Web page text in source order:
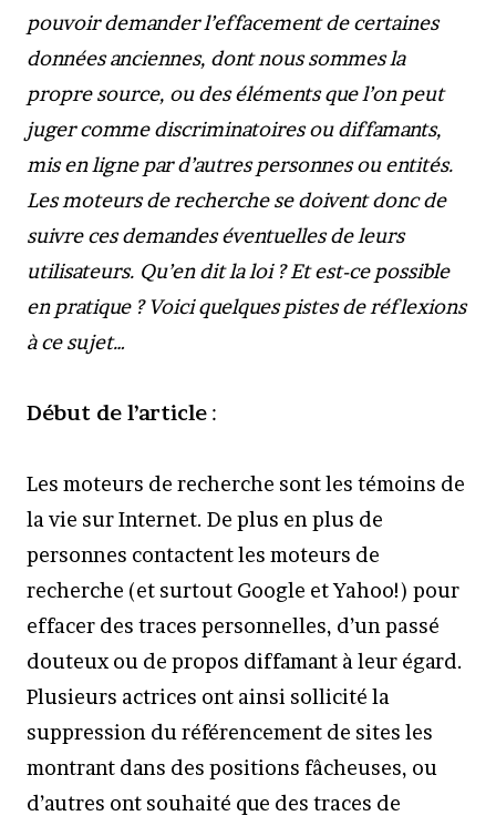
pouvoir demander l’effacement de certaines
données anciennes, dont nous sommes la
propre source, ou des éléments que l’on peut
juger comme discriminatoires ou diffamants,
mis en ligne par d’autres personnes ou entités.
Les moteurs de recherche se doivent donc de
suivre ces demandes éventuelles de leurs
utilisateurs. Qu’en dit la loi ? Et est-ce possible
en pratique ? Voici quelques pistes de réflexions
à ce sujet…
Début de l’article :
Les moteurs de recherche sont les témoins de
la vie sur Internet. De plus en plus de
personnes contactent les moteurs de
recherche (et surtout Google et Yahoo!) pour
effacer des traces personnelles, d’un passé
douteux ou de propos diffamant à leur égard.
Plusieurs actrices ont ainsi sollicité la
suppression du référencement de sites les
montrant dans des positions fâcheuses, ou
d’autres ont souhaité que des traces de